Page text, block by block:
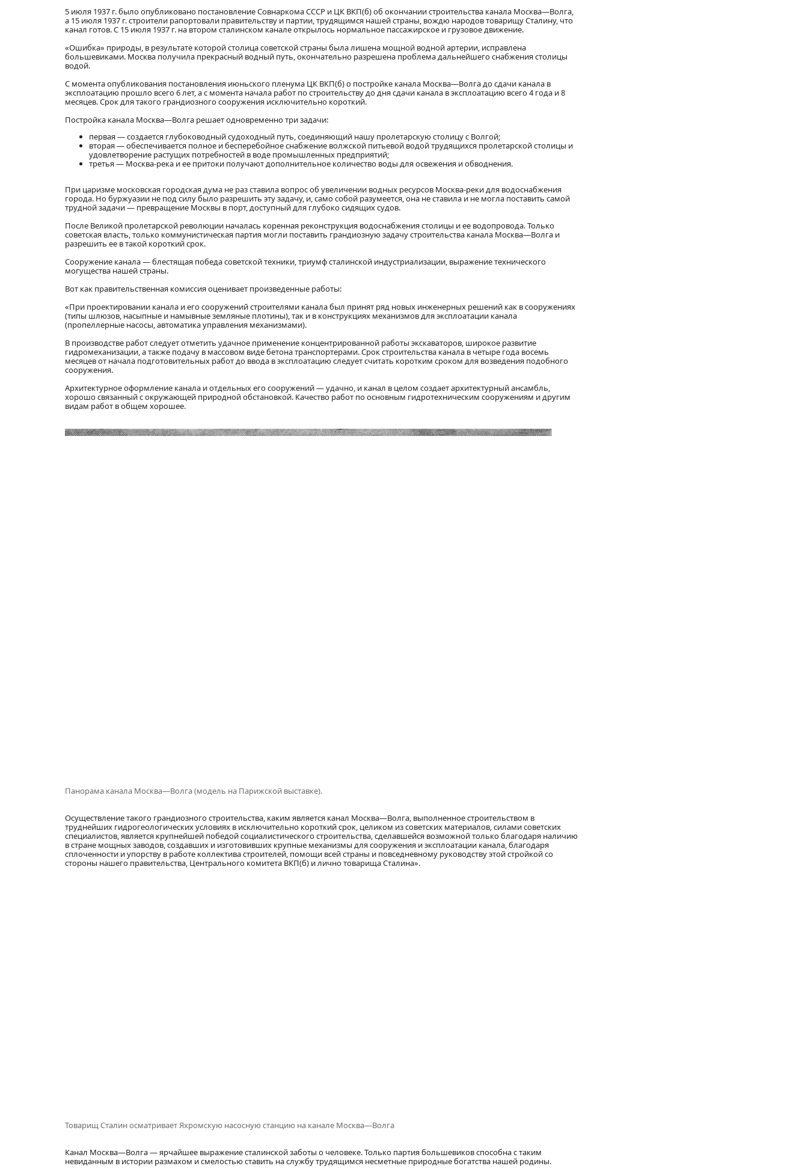
5 июля 1937 г. было опубликовано постановление Совнаркома СССР и ЦК ВКП(б) об окончании строительства канала Москва—Волга,
а 15 июля 1937 г. строители рапортовали правительству и партии, трудящимся нашей страны, вождю народов товарищу Сталину, что
канал готов. С 15 июля 1937 г. на втором сталинском канале открылось нормальное пассажирское и грузовое движение.
«Ошибка» природы, в результате которой столица советской страны была лишена мощной водной артерии, исправлена
большевиками. Москва получила прекрасный водный путь, окончательно разрешена проблема дальнейшего снабжения столицы
водой.
С момента опубликования постановления июньского пленума ЦК ВКП(б) о постройке канала Москва—Волга до сдачи канала в
эксплоатацию прошло всего 6 лет, а с момента начала работ по строительству до дня сдачи канала в эксплоатацию всего 4 года и 8
месяцев. Срок для такого грандиозного сооружения исключительно короткий.
Постройка канала Москва—Волга решает одновременно три задачи:
первая — создается глубоководный судоходный путь, соединяющий нашу пролетарскую столицу с Волгой;
вторая — обеспечивается полное и бесперебойное снабжение волжской питьевой водой трудящихся пролетарской столицы и
удовлетворение растущих потребностей в воде промышленных предприятий;
третья — Москва-река и ее притоки получают дополнительное количество воды для освежения и обводнения.
При царизме московская городская дума не раз ставила вопрос об увеличении водных ресурсов Москва-реки для водоснабжения
города. Но буржуазии не под силу было разрешить эту задачу, и, само собой разумеется, она не ставила и не могла поставить самой
трудной задачи — превращение Москвы в порт, доступный для глубоко сидящих судов.
После Великой пролетарской революции началась коренная реконструкция водоснабжения столицы и ее водопровода. Только
советская власть, только коммунистическая партия могли поставить грандиозную задачу строительства канала Москва—Волга и
разрешить ее в такой короткий срок.
Сооружение канала — блестящая победа советской техники, триумф сталинской индустриализации, выражение технического
могущества нашей страны.
Вот как правительственная комиссия оценивает произведенные работы:
«При проектировании канала и его сооружений строителями канала был принят ряд новых инженерных решений как в сооружениях
(типы шлюзов, насыпные и намывные земляные плотины), так и в конструкциях механизмов для эксплоатации канала
(пропеллерные насосы, автоматика управления механизмами).
В производстве работ следует отметить удачное применение концентрированной работы экскаваторов, широкое развитие
гидромеханизации, а также подачу в массовом виде бетона транспортерами. Срок строительства канала в четыре года восемь
месяцев от начала подготовительных работ до ввода в эксплоатацию следует считать коротким сроком для возведения подобного
сооружения.
Архитектурное оформление канала и отдельных его сооружений — удачно, и канал в целом создает архитектурный ансамбль,
хорошо связанный с окружающей природной обстановкой. Качество работ по основным гидротехническим сооружениям и другим
видам работ в общем хорошее.
Панорама канала Москва—Волга (модель на Парижской выставке).
Осуществление такого грандиозного строительства, каким является канал Москва—Волга, выполненное строительством в
труднейших гидрогеологических условиях в исключительно короткий срок, целиком из советских материалов, силами советских
специалистов, является крупнейшей победой социалистического строительства, сделавшейся возможной только благодаря наличию
в стране мощных заводов, создавших и изготовивших крупные механизмы для сооружения и эксплоатации канала, благодаря
сплоченности и упорству в работе коллектива строителей, помощи всей страны и повседневному руководству этой стройкой со
стороны нашего правительства, Центрального комитета ВКП(б) и лично товарища Сталина».
Товарищ Сталин осматривает Яхромскую насосную станцию на канале Москва—Волга
Канал Москва—Волга — ярчайшее выражение сталинской заботы о человеке. Только партия большевиков способна с таким
невиданным в истории размахом и смелостью ставить на службу трудящимся несметные природные богатства нашей родины.